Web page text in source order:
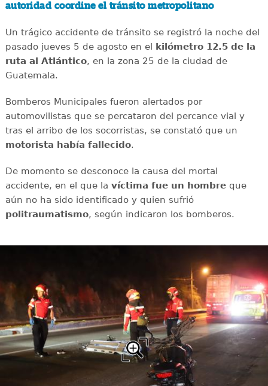
autoridad coordine el tránsito metropolitano
Un trágico accidente de tránsito se registró la noche del
pasado jueves 5 de agosto en el kilómetro 12.5 de la
ruta al Atlántico, en la zona 25 de la ciudad de
Guatemala.
Bomberos Municipales fueron alertados por
automovilistas que se percataron del percance vial y
tras el arribo de los socorristas, se constató que un
motorista había fallecido.
De momento se desconoce la causa del mortal
accidente, en el que la víctima fue un hombreque
aún no ha sido identificado y quien sufrió
politraumatismo, según indicaron los bomberos.